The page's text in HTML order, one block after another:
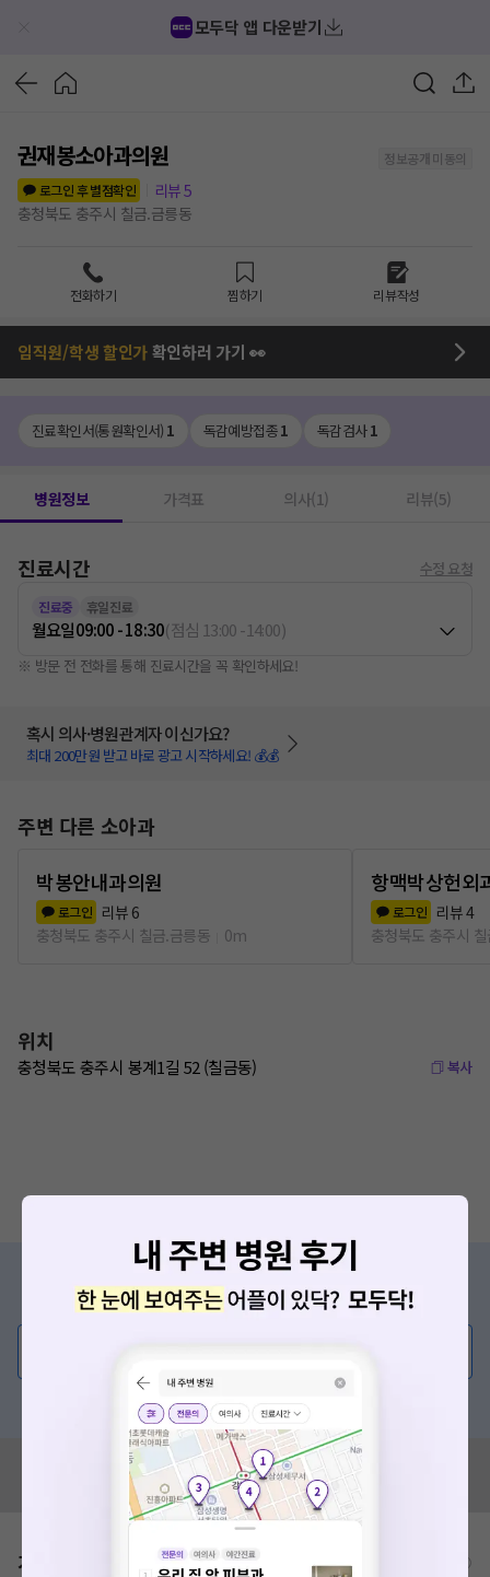
모두닥 앱 다운받기
권재봉소아과의원
정보공개 미동의
로그인 후 별점확인
리뷰5
충청북도 충주시 칠금.금릉동
전화하기 찜하기 리뷰작성
임직원/학생 할인가확인하러 가기 👀
진료확인서(통원확인서) 1 독감예방접종1 독감검사1
병원정보 가격표 의사(1) 리뷰(5)
진료시간 수정 요청
진료중 휴일진료
월요일09:00 - 18:30(점심 13:00-14:00)
※ 방문 전 전화를 통해 진료시간을 꼭 확인하세요!
혹시 의사·병원관계자 이신가요?
최대 200만원 받고 바로 광고 시작하세요! 💰💰
주변 다른 소아과
박봉안내과의원
로그인 리뷰 6
충청북도 충주시 칠금.금릉동
0m
항맥박상헌외
로그인 리뷰4
충청북도 충주시
위치
충청북도 충주시 봉계1길 52 (칠금동) 복사
증상/치료, 궁금한 점이 있나요?
의사가 직접 답해드려요!
혹은, 의료상담 서비스에 다양한 게시글 보러가기
혹시 잘못된 병원정보가 있나요?
모두닥 팀에 알려주세요!
가격표 비급여/급여 진료란?